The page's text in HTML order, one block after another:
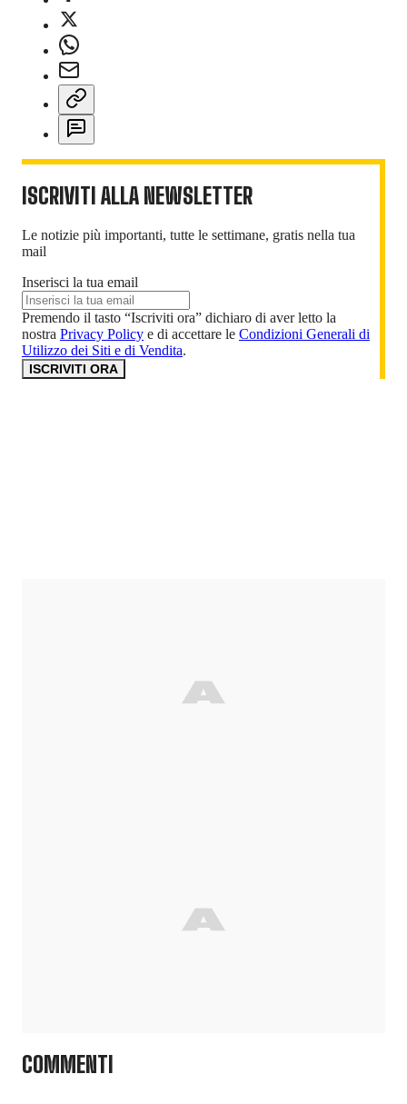
ISCRIVITI ALLA NEWSLETTER
Le notizie più importanti, tutte le settimane, gratis nella tua
mail
Inserisci la tua email
Premendo il tasto “Iscriviti ora” dichiaro di aver letto la
nostra Privacy Policy e di accettare le Condizioni Generali di
Utilizzo dei Siti e di Vendita.
ISCRIVITI ORA
COMMENTI